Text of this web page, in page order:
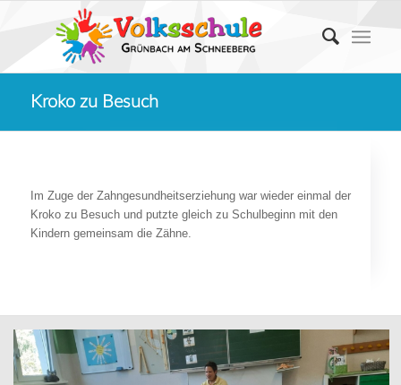
Kroko zu Besuch
Im Zuge der Zahngesundheitserziehung war wieder einmal der
Kroko zu Besuch und putzte gleich zu Schulbeginn mit den
Kindern gemeinsam die Zähne.